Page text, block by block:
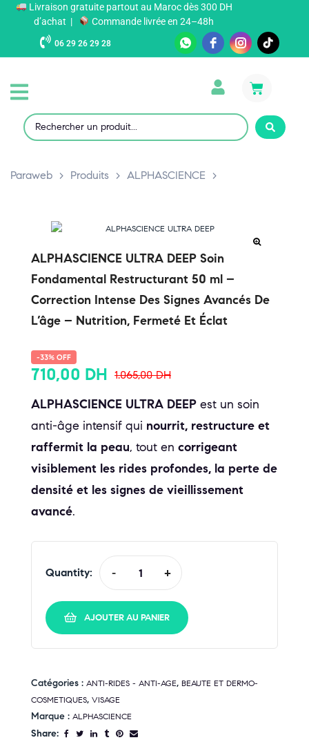
Livraison gratuite partout au Maroc dès 300 DH
d’achat |
Commande livrée en 24–48h
06 29 26 29 28
Paraweb > Produits > ALPHASCIENCE >
ALPHASCIENCE ULTRA DEEP Soin
Fondamental Restructurant 50 ml –
Correction Intense Des Signes Avancés De
L’âge – Nutrition, Fermeté Et Éclat
-33% OFF
1.065,00DH
710,00 DH
ALPHASCIENCE ULTRA DEEP est un soin
anti-âge intensif qui nourrit, restructure et
raffermit la peau, tout en corrigeant
visiblement les rides profondes, la perte de
densité et les signes de vieillissement
avancé.
Quantity: - +
AJOUTER AU PANIER
Catégories : ANTI-RIDES - ANTI-AGE, BEAUTE ET DERMO-
COSMETIQUES, VISAGE
Marque : ALPHASCIENCE
Share: